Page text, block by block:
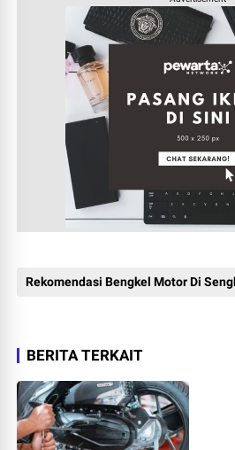
Rekomendasi Bengkel Motor Di
BERITA TERKAIT